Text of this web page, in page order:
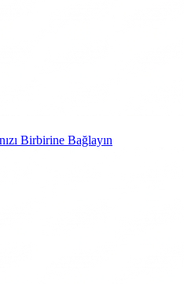
Birbirine Bağlayın